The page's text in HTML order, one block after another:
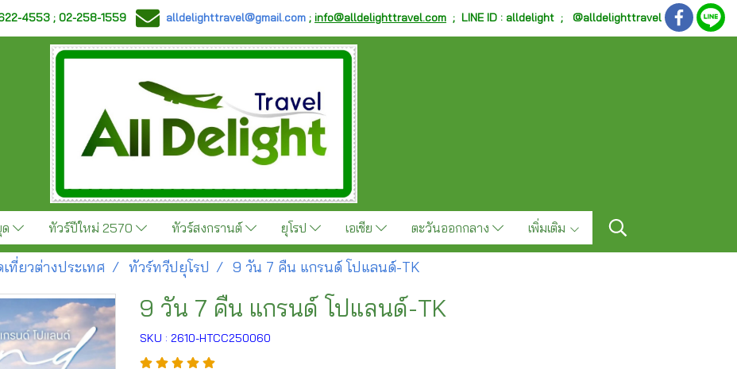
4553 ; 02-258-1559 alldelighttravel@gmail.com ; info@alldelighttravel.com ; LINE ID : alldelight ; @alldelighttravel
ด ทัวร์ปีใหม่ 2570 ทัวร์สงกรานต์ ยุโรป เอเชีย ตะวันออกกลาง เพิ่มเติม
ที่ยวต่างประเทศ ทัวร์ทวีปยุโรป 9 วัน 7 คืน แกรนด์ โปแลนด์-TK
9 วัน 7 คืน แกรนด์ โปแลนด์-TK
SKU : 2610-HTCC250060